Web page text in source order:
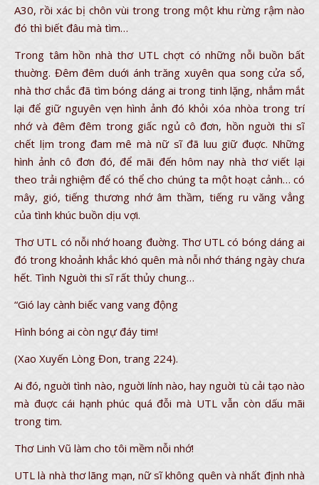
A30, rồi xác bị chôn vùi trong trong một khu rừng rậm nào
đó thì biết đâu mà tìm…
Trong tâm hồn nhà thơ UTL chợt có những nỗi buồn bất
thuờng. Đêm đêm duới ánh trăng xuyên qua song cửa sổ,
nhà thơ chắc đã tìm bóng dáng ai trong tinh lặng, nhắm mắt
lại để giữ nguyên vẹn hình ảnh đó khỏi xóa nhòa trong trí
nhớ và đêm đêm trong giấc ngủ cô đơn, hồn nguời thi sĩ
chết lịm trong đam mê mà nữ sĩ đã luu giữ đuợc. Những
hình ảnh cô đơn đó, để mãi đến hôm nay nhà thơ viết lại
theo trải nghiệm để có thể cho chúng ta một hoạt cảnh… có
mây, gió, tiếng thương nhớ âm thầm, tiếng ru văng vẳng
của tình khúc buồn dịu vợi.
Thơ UTL có nỗi nhớ hoang đuờng. Thơ UTL có bóng dáng ai
đó trong khoảnh khắc khó quên mà nỗi nhớ tháng ngày chưa
hết. Tình Nguời thi sĩ rất thủy chung…
“Gió lay cành biếc vang vang động
Hình bóng ai còn ngự đáy tim!
(Xao Xuyến Lòng Đon, trang 224).
Ai đó, nguời tình nào, nguời lính nào, hay nguời tù cải tạo nào
mà đuợc cái hạnh phúc quá đỗi mà UTL vẫn còn dấu mãi
trong tim.
Thơ Linh Vũ làm cho tôi mềm nỗi nhớ!
UTL là nhà thơ lãng mạn, nữ sĩ không quên và nhất định nhà